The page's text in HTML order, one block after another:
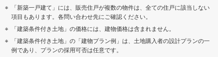
「新築一戸建て」には、販売住戸が複数の物件は、全ての住戸に該当しない
項目もあります。各問い合わせ先にご確認ください。
「建築条件付き土地」の価格には、建物価格は含まれません。
「建築条件付き土地」の「建物プラン例」は、土地購入者の設計プランの一
例であり、プランの採用可否は任意です。